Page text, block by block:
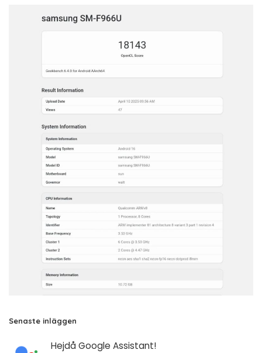
Senaste inläggen
Hejdå Google Assistant!